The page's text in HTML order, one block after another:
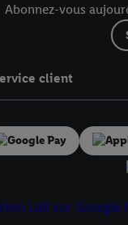
Abonnez-vous
client